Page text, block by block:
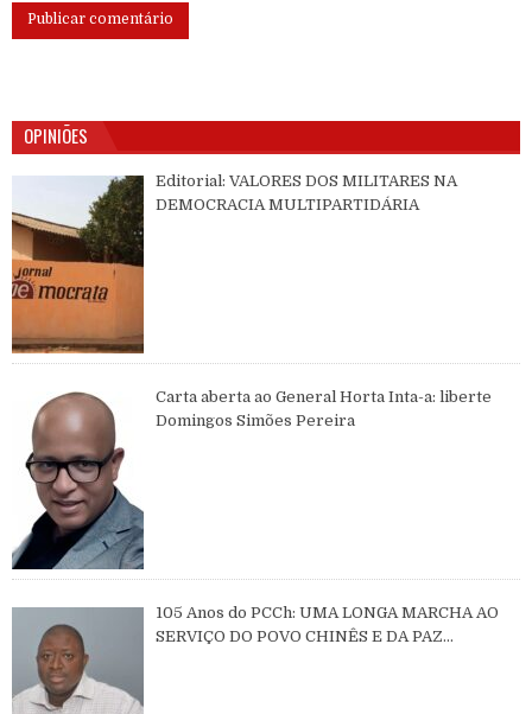
OPINIÕES
Editorial: VALORES DOS MILITARES NA
DEMOCRACIA MULTIPARTIDÁRIA
Carta aberta ao General Horta Inta-a: liberte
Domingos Simões Pereira
105 Anos do PCCh: UMA LONGA MARCHA AO
SERVIÇO DO POVO CHINÊS E DA PAZ